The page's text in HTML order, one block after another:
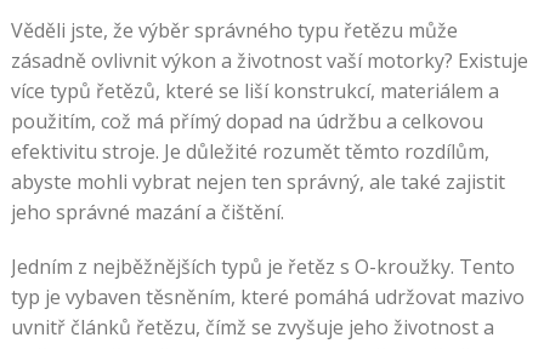
Věděli jste, že výběr správného typu řetězu může
zásadně ovlivnit výkon a životnost vaší motorky? Existuje
více typů řetězů, které se liší konstrukcí, materiálem a
použitím, což má přímý dopad na údržbu a celkovou
efektivitu stroje. Je důležité rozumět těmto rozdílům,
abyste mohli vybrat nejen ten správný, ale také zajistit
jeho správné mazání a čištění.
Jedním z nejběžnějších typů je řetěz s O-kroužky. Tento
typ je vybaven těsněním, které pomáhá udržovat mazivo
uvnitř článků řetězu, čímž se zvyšuje jeho životnost a